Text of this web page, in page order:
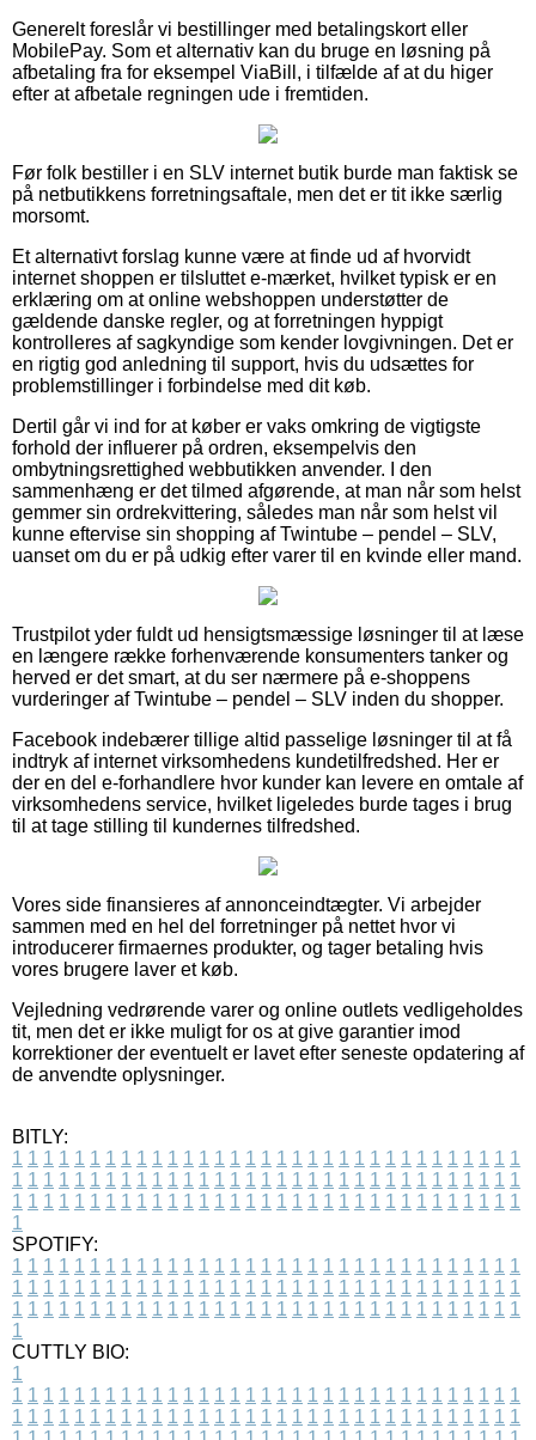
Generelt foreslår vi bestillinger med betalingskort eller
MobilePay. Som et alternativ kan du bruge en løsning på
afbetaling fra for eksempel ViaBill, i tilfælde af at du higer
efter at afbetale regningen ude i fremtiden.
Før folk bestiller i en SLV internet butik burde man faktisk se
på netbutikkens forretningsaftale, men det er tit ikke særlig
morsomt.
Et alternativt forslag kunne være at finde ud af hvorvidt
internet shoppen er tilsluttet e-mærket, hvilket typisk er en
erklæring om at online webshoppen understøtter de
gældende danske regler, og at forretningen hyppigt
kontrolleres af sagkyndige som kender lovgivningen. Det er
en rigtig god anledning til support, hvis du udsættes for
problemstillinger i forbindelse med dit køb.
Dertil går vi ind for at køber er vaks omkring de vigtigste
forhold der influerer på ordren, eksempelvis den
ombytningsrettighed webbutikken anvender. I den
sammenhæng er det tilmed afgørende, at man når som helst
gemmer sin ordrekvittering, således man når som helst vil
kunne eftervise sin shopping af Twintube – pendel – SLV,
uanset om du er på udkig efter varer til en kvinde eller mand.
Trustpilot yder fuldt ud hensigtsmæssige løsninger til at læse
en længere række forhenværende konsumenters tanker og
herved er det smart, at du ser nærmere på e-shoppens
vurderinger af Twintube – pendel – SLV inden du shopper.
Facebook indebærer tillige altid passelige løsninger til at få
indtryk af internet virksomhedens kundetilfredshed. Her er
der en del e-forhandlere hvor kunder kan levere en omtale af
virksomhedens service, hvilket ligeledes burde tages i brug
til at tage stilling til kundernes tilfredshed.
Vores side finansieres af annonceindtægter. Vi arbejder
sammen med en hel del forretninger på nettet hvor vi
introducerer firmaernes produkter, og tager betaling hvis
vores brugere laver et køb.
Vejledning vedrørende varer og online outlets vedligeholdes
tit, men det er ikke muligt for os at give garantier imod
korrektioner der eventuelt er lavet efter seneste opdatering af
de anvendte oplysninger.
BITLY:
1 1 1 1 1 1 1 1 1 1 1 1 1 1 1 1 1 1 1 1 1 1 1 1 1 1 1 1 1 1 1 1 1
1 1 1 1 1 1 1 1 1 1 1 1 1 1 1 1 1 1 1 1 1 1 1 1 1 1 1 1 1 1 1 1 1
1 1 1 1 1 1 1 1 1 1 1 1 1 1 1 1 1 1 1 1 1 1 1 1 1 1 1 1 1 1 1 1 1
1
SPOTIFY:
1 1 1 1 1 1 1 1 1 1 1 1 1 1 1 1 1 1 1 1 1 1 1 1 1 1 1 1 1 1 1 1 1
1 1 1 1 1 1 1 1 1 1 1 1 1 1 1 1 1 1 1 1 1 1 1 1 1 1 1 1 1 1 1 1 1
1 1 1 1 1 1 1 1 1 1 1 1 1 1 1 1 1 1 1 1 1 1 1 1 1 1 1 1 1 1 1 1 1
1
CUTTLY BIO:
1
1 1 1 1 1 1 1 1 1 1 1 1 1 1 1 1 1 1 1 1 1 1 1 1 1 1 1 1 1 1 1 1 1
1 1 1 1 1 1 1 1 1 1 1 1 1 1 1 1 1 1 1 1 1 1 1 1 1 1 1 1 1 1 1 1 1